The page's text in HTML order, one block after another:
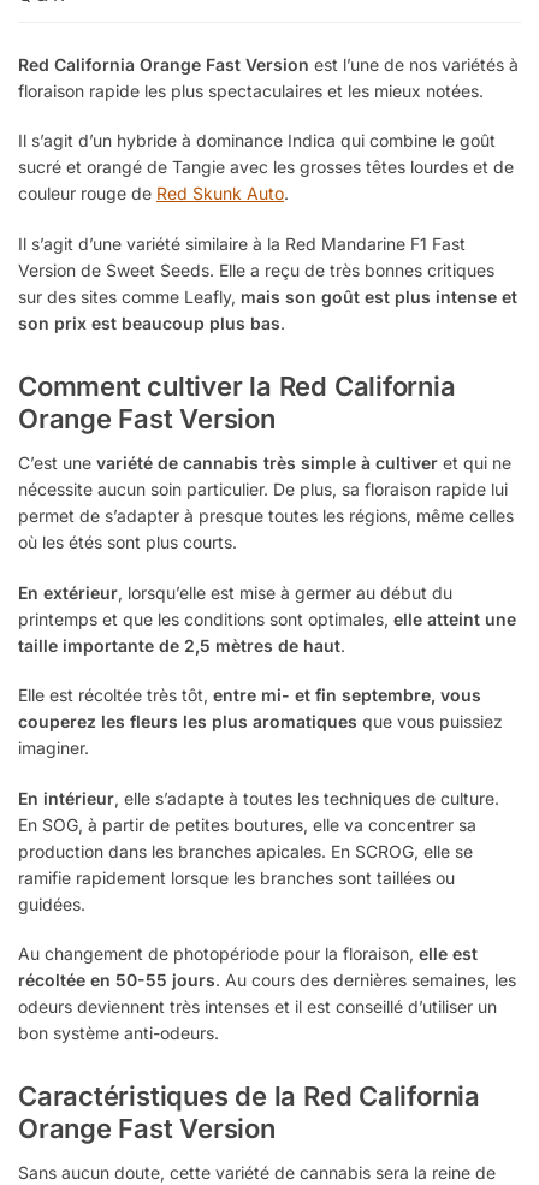
Red California Orange Fast Version est l’une de nos variétés à
floraison rapide les plus spectaculaires et les mieux notées.
Il s’agit d’un hybride à dominance Indica qui combine le goût
sucré et orangé de Tangie avec les grosses têtes lourdes et de
couleur rouge de Red Skunk Auto.
Il s’agit d’une variété similaire à la Red Mandarine F1 Fast
Version de Sweet Seeds. Elle a reçu de très bonnes critiques
sur des sites comme Leafly, mais son goût est plus intense et
son prix est beaucoup plus bas.
Comment cultiver la Red California
Orange Fast Version
C’est une variété de cannabis très simple à cultiver et qui ne
nécessite aucun soin particulier. De plus, sa floraison rapide lui
permet de s’adapter à presque toutes les régions, même celles
où les étés sont plus courts.
En extérieur, lorsqu’elle est mise à germer au début du
printemps et que les conditions sont optimales, elle atteint une
taille importante de 2,5 mètres de haut.
Elle est récoltée très tôt, entre mi- et fin septembre, vous
couperez les fleurs les plus aromatiques que vous puissiez
imaginer.
En intérieur, elle s’adapte à toutes les techniques de culture.
En SOG, à partir de petites boutures, elle va concentrer sa
production dans les branches apicales. En SCROG, elle se
ramifie rapidement lorsque les branches sont taillées ou
guidées.
Au changement de photopériode pour la floraison, elle est
récoltée en 50-55 jours. Au cours des dernières semaines, les
odeurs deviennent très intenses et il est conseillé d’utiliser un
bon système anti-odeurs.
Caractéristiques de la Red California
Orange Fast Version
Sans aucun doute, cette variété de cannabis sera la reine de